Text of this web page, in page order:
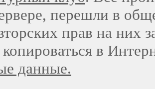
перешли в
прав на них
в
данные.